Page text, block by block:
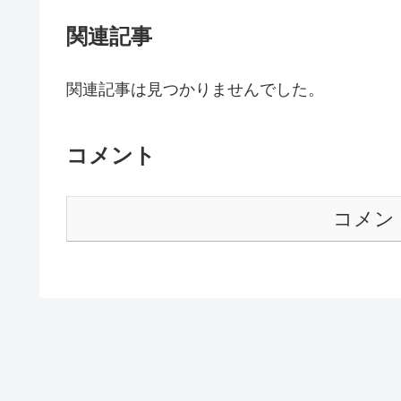
関連記事
関連記事は見つかりませんでした。
コメント
コメン